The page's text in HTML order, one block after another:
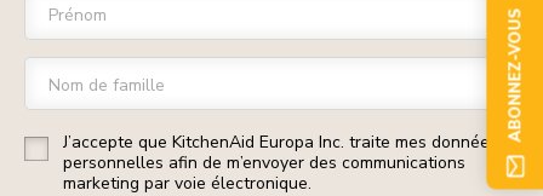
Prénom
Nom de famille
J’accepte que KitchenAid Europa Inc. traite mes données
personnelles afin de m’envoyer des communications
marketing par voie électronique.
ABONNEZ-VOUS